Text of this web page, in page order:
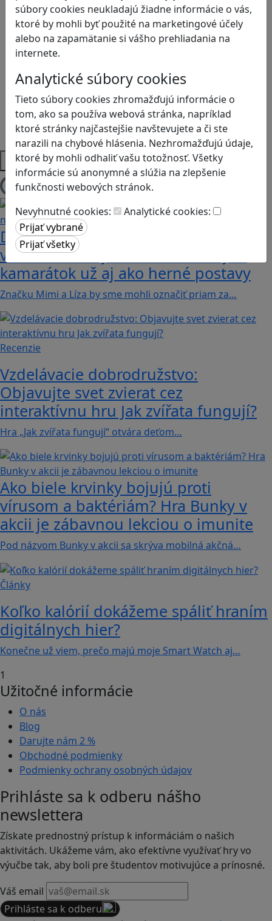
súbory cookies neukladajú žiadne informácie o vás,
ktoré by mohli byť použité na marketingové účely
alebo na zapamätanie si vášho prehliadania na
internete.
Analytické súbory cookies
Tieto súbory cookies zhromažďujú informácie o
tom, ako sa používa webová stránka, napríklad
ktoré stránky najčastejšie navštevujete a či ste
narazili na chybové hlásenia. Nezhromažďujú údaje,
ktoré by mohli odhaliť vašu totožnosť. Všetky
informácie sú anonymné a slúžia na zlepšenie
funkčnosti webových stránok.
Nevyhnutné cookies:
Analytické cookies:
Kritické myslenie
Kyberšikana
Logické myslenie
Ľudské práva a tolerancia
Motorika a koncentrácia
Programovanie/Technika
Sociálne zručnosti a kooperácia
Strategické myslenie
Zdravie a pohyb
Platformy
Načítam blogy
Dobrodružstvá Mimi a Lízy vo
videohre? Dvojica neoddeliteľných
kamarátok už aj ako herné postavy
Značku Mimi a Líza by sme mohli označiť priam za…
Recenzie
Vzdelávacie dobrodružstvo:
Objavujte svet zvierat cez
interaktívnu hru Jak zvířata fungují?
Hra „Jak zvířata fungují“ otvára deťom…
Ako biele krvinky bojujú proti
vírusom a baktériám? Hra Bunky v
akcii je zábavnou lekciou o imunite
Pod názvom Bunky v akcii sa skrýva mobilná akčná…
Články
Koľko kalórií dokážeme spáliť hraním
digitálnych hier?
Konečne už viem, prečo majú moje Smart Watch aj…
1
Užitočné informácie
O nás
Blog
Darujte nám 2 %
Obchodné podmienky
Podmienky ochrany osobných údajov
Prihláste sa k odberu nášho
newslettera
Získate prednostný prístup k informáciám o našich
aktivitách. Ukážeme vám, ako efektívne využívať hry vo
výučbe tak, aby boli pre študentov motivujúce a prínosné.
Váš email
Prihláste sa k odberu